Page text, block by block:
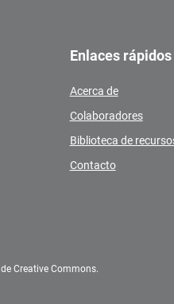
Enlaces rápidos
Acerca de
Colaboradores
Biblioteca de
Contacto
de Creative Commons.